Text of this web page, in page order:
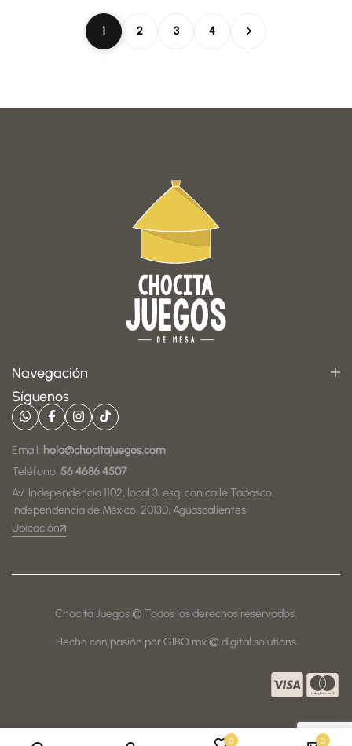
1 2 3 4
Navegación
Síguenos
Email: hola@chocitajuegos.com
Teléfono: 56 4686 4507
Av. Independencia 1102, local 3, esq. con calle Tabasco,
Independencia de México, 20130, Aguascalientes
Ubicación
Chocita Juegos © Todos los derechos reservados.
Hecho con pasión por GIBO.mx © digital solutions
0 0